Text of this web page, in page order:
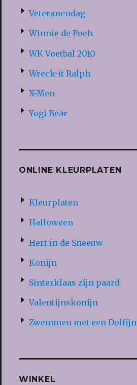
Veteranendag
Winnie de Poeh
WK Voetbal 2010
Wreck-it Ralph
X-Men
Yogi Bear
ONLINE KLEURPLATEN
Kleurplaten
Halloween
Hert in de Sneeuw
Konijn
Sinterklaas zijn paard
Valentijnskonijn
Zwemmen met een Dolfijn
WINKEL